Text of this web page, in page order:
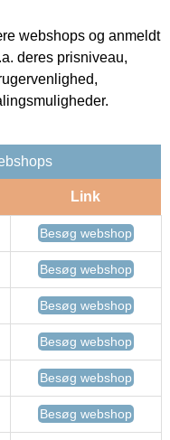
webshops og anmeldt
deres prisniveau,
Link
Besøg webshop
Besøg webshop
Besøg webshop
Besøg webshop
Besøg webshop
Besøg webshop